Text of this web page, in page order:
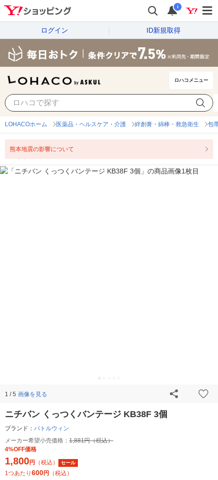
i
ログイン ID新規取得
ロハコメニュー
LOHACOホーム 医薬品・ヘルスケア・介護 絆創膏・綿棒・救急衛生 包
熊本地震の影響について
1 / 5 画像を見る
ニチバン くっつくバンテージ KB38F 3個
ブランド： バトルウィン
メーカー希望小売価格： 1,881円（税込）
4%OFF価格
1,800円 （税込） セール
1つあたり 600円 （税込）